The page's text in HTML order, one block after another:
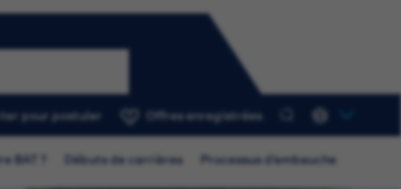
pour postuler Offres enregistrées
BAT ? Débuts de carrières Processus d’embauche